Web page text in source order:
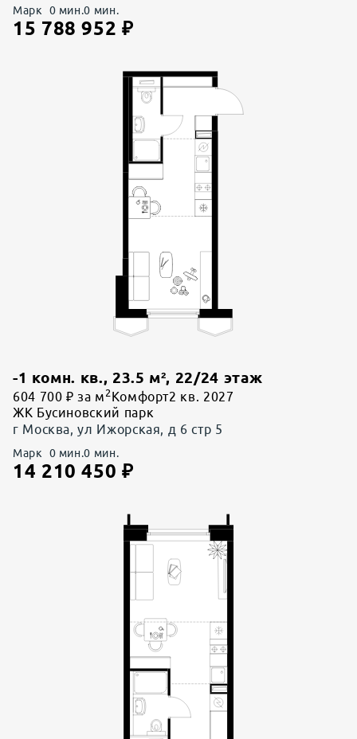
Марк 0 мин.0 мин.
15 788 952 ₽
-1 комн. кв., 23.5 м², 22/24 этаж
604 700 ₽ за м 2 Комфорт2 кв. 2027
ЖК Бусиновский парк
г Москва, ул Ижорская, д 6 стр 5
Марк 0 мин.0 мин.
14 210 450 ₽